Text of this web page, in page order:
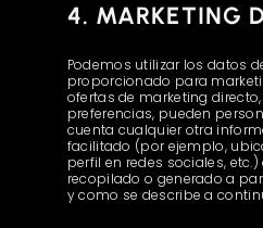
4. MARKETING
Podemos utilizar los datos
proporcionado para
ofertas de marketing
preferencias, pueden
cuenta cualquier otra
facilitado (por ejemplo,
perfil en redes sociales,
recopilado o generado a
y como se describe a